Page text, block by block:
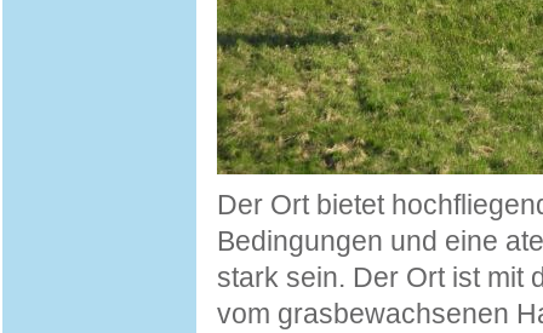
Der Ort bietet
Bedingungen und eine
stark sein. Der Ort ist mit
vom grasbewachsenen